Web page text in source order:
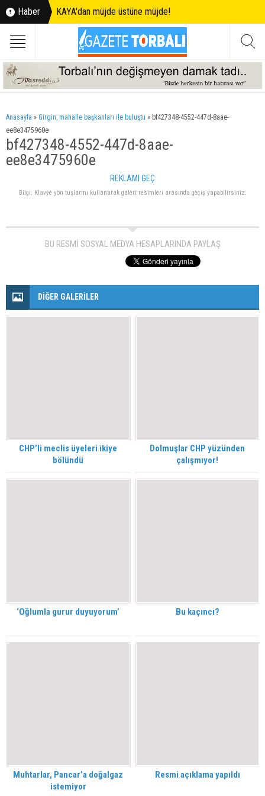
Haber KAYA'dan müjde üstüne müjde!
Anasayfa » Girgin, mahalle başkanları ile buluştu » bf427348-4552-447d-8aae-
ee8e3475960e
bf427348-4552-447d-8aae-
ee8e3475960e
REKLAMI GEÇ
Bilgi: Klavye yön tuşlarını kullanarak galeri resimleri arasında geçiş yapabilirsiniz.
BU RESMİ SOSYAL MEDYA HESAPLARINDA PAYLAŞ
DİĞER GALERİLER
CHP’li meclis üyeleri ikiye
bölündü
Dolmuşlar CHP yüzünden
çalışmıyor!
‘Oğlumla gurur duyuyorum’ Bu kaçıncı?
Muhtarlar, Pancar’a doğalgaz
istemiyor
Resmi açıklama yapıldı